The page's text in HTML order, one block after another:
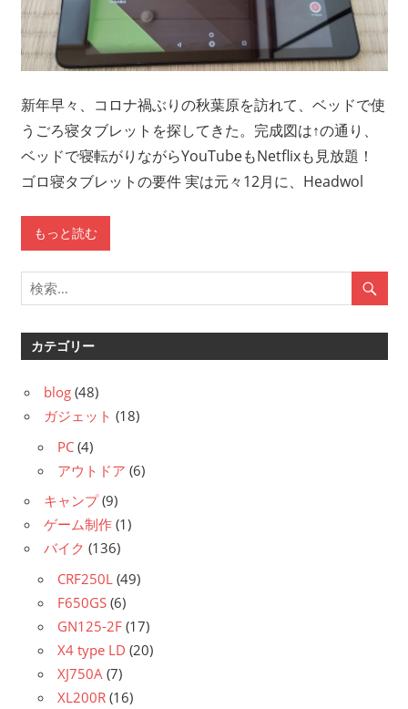
新年早々、コロナ禍ぶりの秋葉原を訪れて、ベッドで使
うごろ寝タブレットを探してきた。完成図は↑の通り、
ベッドで寝転がりながらYouTubeもNetflixも見放題！
ゴロ寝タブレットの要件 実は元々12月に、Headwol
もっと読む
カテゴリー
blog (48)
ガジェット (18)
PC (4)
アウトドア (6)
キャンプ(9)
ゲーム制作 (1)
バイク (136)
CRF250L (49)
F650GS (6)
GN125-2F (17)
X4 type LD (20)
XJ750A (7)
XL200R (16)